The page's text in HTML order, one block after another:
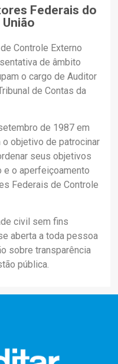
Federais do
Controle Externo
de âmbito
o cargo de Auditor
de Contas da
de 1987 em
objetivo de patrocinar
seus objetivos
e o aperfeiçoamento
Federais de Controle
civil sem fins
aberta a toda pessoa
sobre transparência
pública.